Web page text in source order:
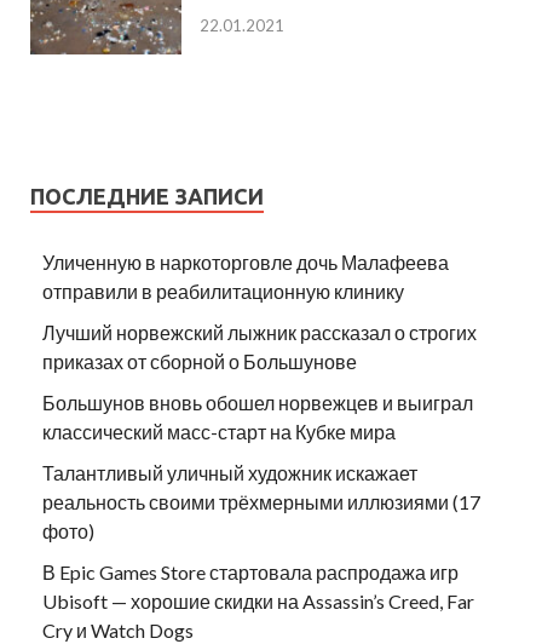
22.01.2021
ПОСЛЕДНИЕ ЗАПИСИ
Уличенную в наркоторговле дочь Малафеева
отправили в реабилитационную клинику
Лучший норвежский лыжник рассказал о строгих
приказах от сборной о Большунове
Большунов вновь обошел норвежцев и выиграл
классический масс-старт на Кубке мира
Талантливый уличный художник искажает
реальность своими трёхмерными иллюзиями (17
фото)
В Epic Games Store стартовала распродажа игр
Ubisoft — хорошие скидки на Assassin’s Creed, Far
Cry и Watch Dogs